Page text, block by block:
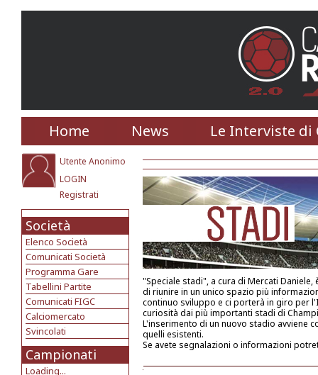
Home News Le Interviste di
Utente Anonimo
LOGIN
Registrati
Società
Elenco Società
Comunicati Società
Programma Gare
Tabellini Partite
Comunicati FIGC
Calciomercato
Svincolati
Campionati
Loading...
"Speciale stadi", a cura di Mercati
di riunire in un unico spazio più
continuo sviluppo e ci porterà in giro per
curiosità dai più importanti stadi di
L'inserimento di un nuovo stadio avviene
quelli esistenti.
Se avete segnalazioni o informazioni